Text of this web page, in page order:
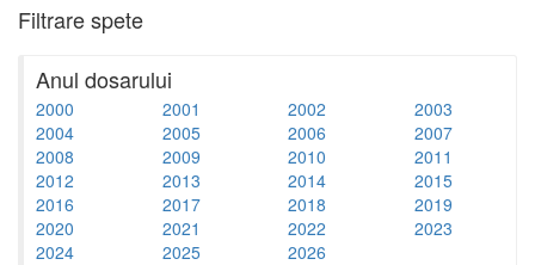
Filtrare spete
Anul dosarului
2000 2001 2002
2003
2004
2005 2006
2007
2008
2009 2010
2011
2012
2013 2014
2015
2016
2017 2018
2019
2020
2021 2022
2023
2024
2025 2026